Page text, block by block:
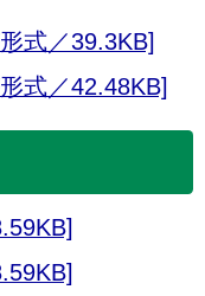
式／39.3KB]
式／42.48KB]